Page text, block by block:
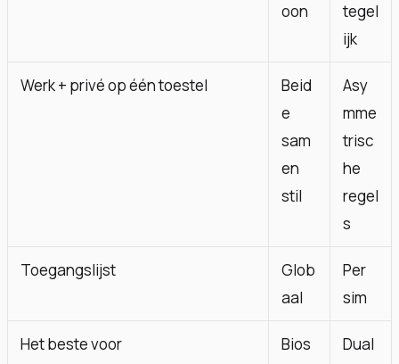
oon
tegel
ijk
Werk + privé op één toestel
Beid
e
sam
en
stil
Asy
mme
trisc
he
regel
s
Toegangslijst
Glob
aal
Per
sim
Het beste voor
Bios
Dual